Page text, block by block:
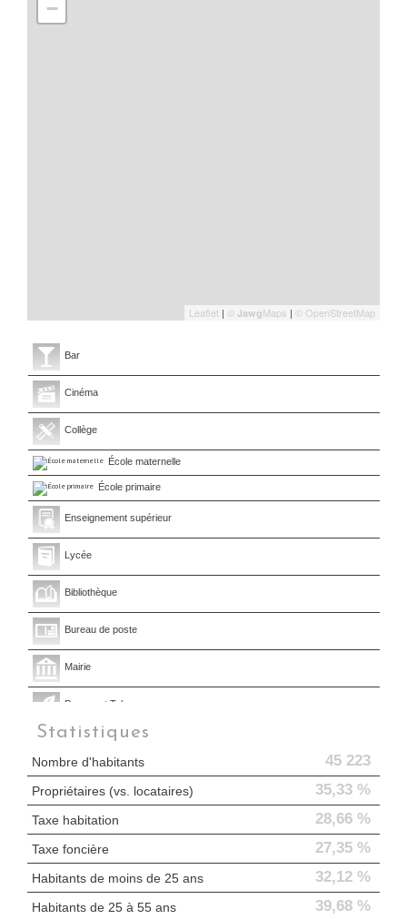
−
Leaflet | © JawgMaps | © OpenStreetMap
Bar
Cinéma
Collège
École maternelle
École primaire
Enseignement supérieur
Lycée
Bibliothèque
Bureau de poste
Mairie
Presse et Tabac
Statistiques
Nombre d'habitants 45 223
Propriétaires (vs. locataires) 35,33 %
Taxe habitation 28,66 %
Taxe foncière 27,35 %
Habitants de moins de 25 ans 32,12 %
Habitants de 25 à 55 ans 39,68 %